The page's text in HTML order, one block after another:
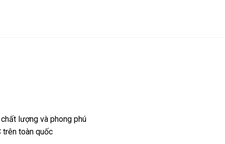
lượng và phong phú
trên toàn quốc